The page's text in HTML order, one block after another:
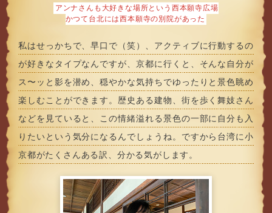
アンナさんも大好きな場所という西本願寺広場
かつて台北には西本願寺の別院があった
私はせっかちで、早口で（笑）、アクティブに行動するの
が好きなタイプなんですが、京都に行くと、そんな自分が
ス〜ッと影を潜め、穏やかな気持ちでゆったりと景色眺め
楽しむことができます。歴史ある建物、街を歩く舞妓さん
などを見ていると、この情緒溢れる景色の一部に自分も入
りたいという気分になるんでしょうね。ですから台湾に小
京都がたくさんある訳、分かる気がします。